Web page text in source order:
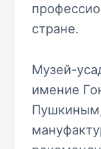
стране.
Музей-
имение